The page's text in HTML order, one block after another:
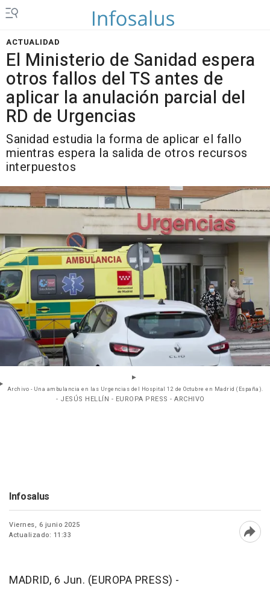
ACTUALIDAD
El Ministerio de Sanidad espera
otros fallos del TS antes de
aplicar la anulación parcial del
RD de Urgencias
Sanidad estudia la forma de aplicar el fallo
mientras espera la salida de otros recursos
interpuestos
Archivo - Una ambulancia en las Urgencias del Hospital 12 de Octubre en Madrid (España).
- JESÚS HELLÍN - EUROPA PRESS - ARCHIVO
Infosalus
Viernes, 6 junio 2025
Actualizado: 11:33
MADRID, 6 Jun. (EUROPA PRESS) -